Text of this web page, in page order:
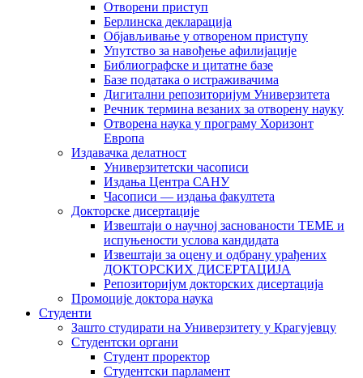
Отворени приступ
Берлинска декларација
Објављивање у отвореном приступу
Упутство за навођење афилијације
Библиографске и цитатне базе
Базе података о истраживачима
Дигитални репозиторијум Универзитета
Рeчник термина везаних за отворену науку
Отворена наука у програму Хоризонт
Европа
Издавачка делатност
Универзитетски часописи
Издања Центра САНУ
Часописи — издања факултета
Докторске дисертације
Извештаји о научној заснованости ТЕМЕ и
испуњености услова кандидата
Извештаји за оцену и одбрану урађених
ДОКТОРСКИХ ДИСЕРТАЦИЈА
Репозиторијум докторских дисертација
Промоције доктора наука
Студенти
Зашто студирати на Универзитету у Крагујевцу
Студентски органи
Студент проректор
Студентски парламент